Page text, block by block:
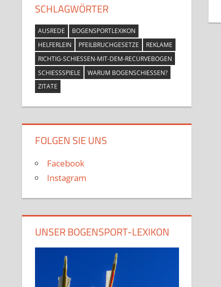
SCHLAGWÖRTER
AUSREDE
BOGENSPORTLEXIKON
HELFERLEIN
PFEILBRUCHGESETZE
REKLAME
RICHTIG-SCHIESSEN-MIT-DEM-RECURVEBOGEN
SCHIESSSPIELE
WARUM BOGENSCHIESSEN?
ZITATE
FOLGEN SIE UNS
Facebook
Instagram
UNSER BOGENSPORT-LEXIKON